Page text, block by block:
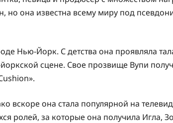
но она известна всему миру под
Нью-Йорк. С детства она проявляла
йоркской сцене. Свое прозвище Вупи
вскоре она стала популярной на
ролей, за которые она получила Игла,